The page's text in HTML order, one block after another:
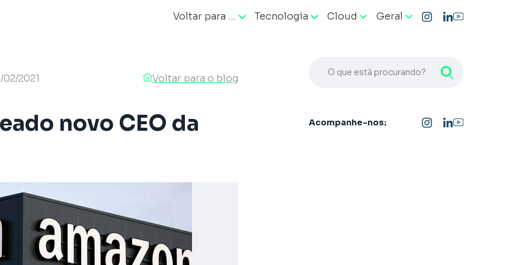
Voltar para … Tecnologia Cloud Geral
02/2021 Voltar para o blog
novo CEO da
Acompanhe-nos: